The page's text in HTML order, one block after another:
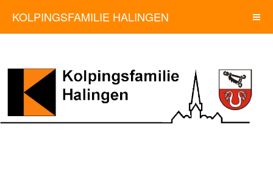
KOLPINGSFAMILIE HALINGEN